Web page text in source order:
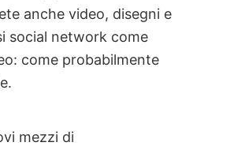
anche video, disegni e
social network come
come probabilmente
mezzi di